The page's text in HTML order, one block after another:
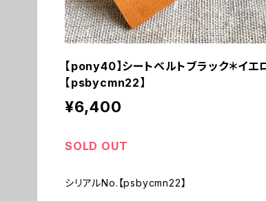
【pony40】シートベルトブラック＊イ
【psbycmn22】
¥6,400
SOLD OUT
シリアルNo.【psbycmn22】